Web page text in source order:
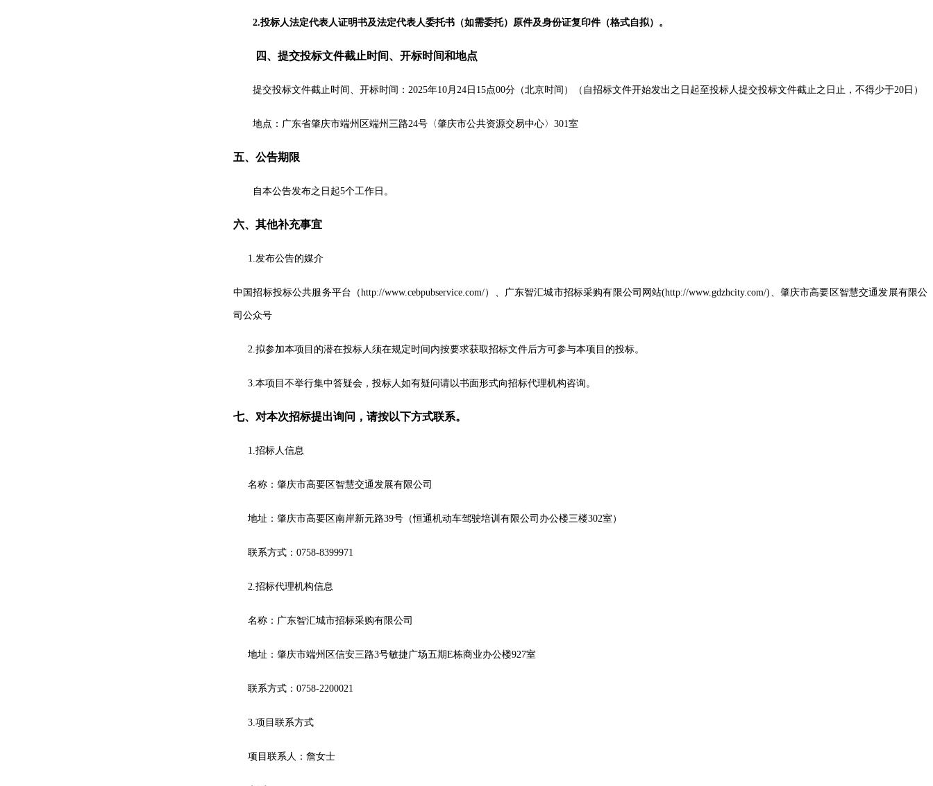
2.投标人法定代表人证明书及法定代表人委托书 （如需委托） 原件及身份证复印件（格式自拟）。
四、提交投标文件截止时间、开标时间和地点
提交投标文件截止时间、开标时间： 2025年10月 24 日 15点00分（北京时间）（自招标文件开始发出之日起至投标人提交投标文件截止之日止，不得少于20日）
地点： 广东省肇庆市端州区端州三路24号〈肇庆市公共资源交易中心〉 301室
五、公告期限
自本公告发布之日起5个工作日。
六、其他补充事宜
1.发布公告的媒介
中国招标投标公共服务平台（http://www.cebpubservice.com/）、广东智汇城市招标采购有限公司网站(http://www.gdzhcity.com/) 、肇庆市高要区智慧交通发展有限公
司公众号
2.拟参加本项目的潜在投标人须在规定时间内按要求获取招标文件后方可参与本项目的投标。
3.本项目不举行集中答疑会，投标人如有疑问请以书面形式向招标代理机构咨询。
七、对本次招标提出询问，请按以下方式联系。
1.招标人信息
名称： 肇庆市高要区智慧交通发展有限公司
地址：肇庆市高要区南岸新元路39号（恒通机动车驾驶培训有限公司办公楼三楼302室）
联系方式： 0758-8399971
2.招标代理机构信息
名称：广东智汇城市招标采购有限公司
地址： 肇庆市端州区信安三路3号敏捷广场五期E栋商业办公楼927室
联系方式： 0758-2200021
3.项目联系方式
项目联系人： 詹女士